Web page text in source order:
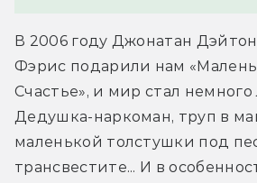
В 2006 году Джонатан
Фэрис подарили нам
Счастье», и мир стал немного
Дедушка-наркоман, труп в
маленькой толстушки под
трансвестите... И в